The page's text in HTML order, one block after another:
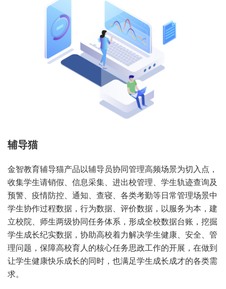
辅导猫
金智教育辅导猫产品以辅导员协同管理高频场景为切入点，
收集学生请销假、信息采集、进出校管理、学生轨迹查询及
预警、疫情防控、通知、查寝、各类考勤等日常管理场景中
学生协作过程数据，行为数据、评价数据，以服务为本，建
立校院、师生两级协同任务体系，形成全校数据台账，挖掘
学生成长纪实数据，协助高校着力解决学生健康、安全、管
理问题，保障高校育人的核心任务思政工作的开展，在做到
让学生健康快乐成长的同时，也满足学生成长成才的各类需
求。